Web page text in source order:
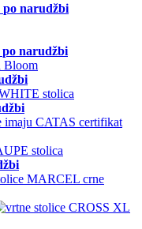
po narudžbi
po narudžbi